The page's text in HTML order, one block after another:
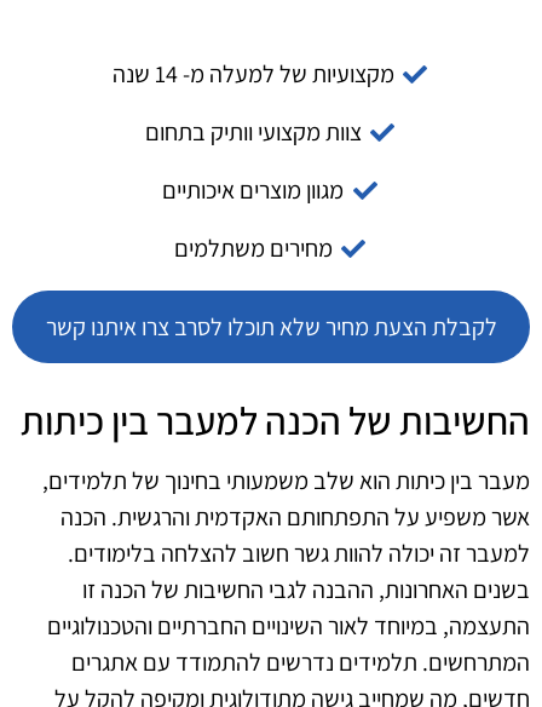
מקצועיות של למעלה מ- 14 שנה
צוות מקצועי וותיק בתחום
מגוון מוצרים איכותיים
מחירים משתלמים
לקבלת הצעת מחיר שלא תוכלו לסרב צרו איתנו קשר
החשיבות של הכנה למעבר בין כיתות
מעבר בין כיתות הוא שלב משמעותי בחינוך של תלמידים,
אשר משפיע על התפתחותם האקדמית והרגשית. הכנה
למעבר זה יכולה להוות גשר חשוב להצלחה בלימודים.
בשנים האחרונות, ההבנה לגבי החשיבות של הכנה זו
התעצמה, במיוחד לאור השינויים החברתיים והטכנולוגיים
המתרחשים. תלמידים נדרשים להתמודד עם אתגרים
חדשים, מה שמחייב גישה מתודולוגית ומקיפה להקל על